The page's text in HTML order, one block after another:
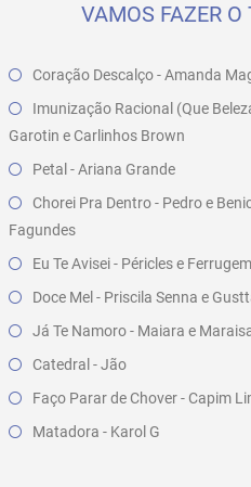
VAMOS FAZER
Coração Descalço - Amanda
Imunização Racional (Que
Garotin e Carlinhos Brown
Petal - Ariana Grande
Chorei Pra Dentro - Pedro e
Fagundes
Eu Te Avisei - Péricles e Ferrugem
Doce Mel - Priscila Senna e
Já Te Namoro - Maiara e
Catedral - Jão
Faço Parar de Chover - Capim
Matadora - Karol G